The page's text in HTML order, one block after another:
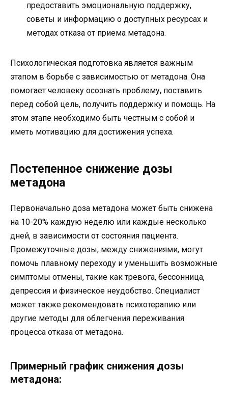
предоставить эмоциональную поддержку,
советы и информацию о доступных ресурсах и
методах отказа от приема метадона.
Психологическая подготовка является важным
этапом в борьбе с зависимостью от метадона. Она
помогает человеку осознать проблему, поставить
перед собой цель, получить поддержку и помощь. На
этом этапе необходимо быть честным с собой и
иметь мотивацию для достижения успеха.
Постепенное снижение дозы
метадона
Первоначально доза метадона может быть снижена
на 10-20% каждую неделю или каждые несколько
дней, в зависимости от состояния пациента.
Промежуточные дозы, между снижениями, могут
помочь плавному переходу и уменьшить возможные
симптомы отмены, такие как тревога, бессонница,
депрессия и физическое неудобство. Специалист
может также рекомендовать психотерапию или
другие методы для облегчения переживания
процесса отказа от метадона.
Примерный график снижения дозы
метадона: